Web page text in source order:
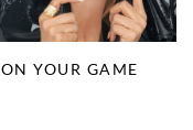
ON YOUR GAME